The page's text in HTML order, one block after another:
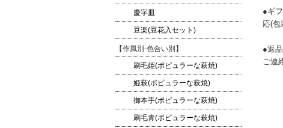
●ギ
応(包
●返
ご連
慶字皿
豆楽(豆花入セット)
【作風別-色合い別】
刷毛姫(ポピュラーな萩焼)
姫萩(ポピュラーな萩焼)
御本手(ポピュラーな萩焼)
刷毛青(ポピュラーな萩焼)